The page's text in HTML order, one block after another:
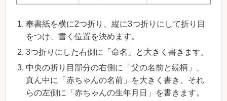
奉書紙を横に2つ折り、縦に3つ折りにして折り目
をつけ、書く位置を決めます。
3つ折りにした右側に「命名」と大きく書きます。
中央の折り目部分の右側に「父の名前と続柄」、
真ん中に「赤ちゃんの名前」を大きく書き、それ
らの左側に「赤ちゃんの生年月日」を書きます。